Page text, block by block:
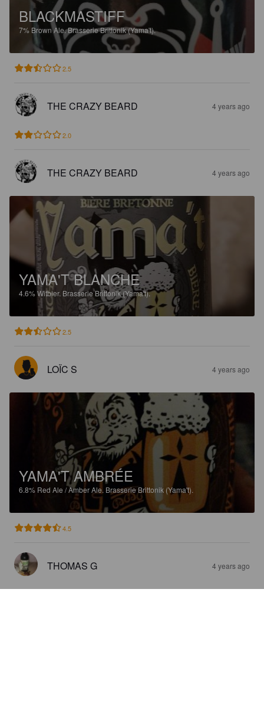
BLACKMASTIFF
7% Brown Ale.Brasserie Brittonik (Yama't).
2.5
THE CRAZY BEARD 4 years ago
2.0
THE CRAZY BEARD 4 years ago
YAMA'T BLANCHE
4.6%Witbier. Brasserie Brittonik (Yama't).
2.5
LOÏC S 4 years ago
YAMA'T AMBRÉE
6.8% Red Ale / Amber Ale. Brasserie Brittonik (Yama't).
4.5
THOMAS G 4 years ago